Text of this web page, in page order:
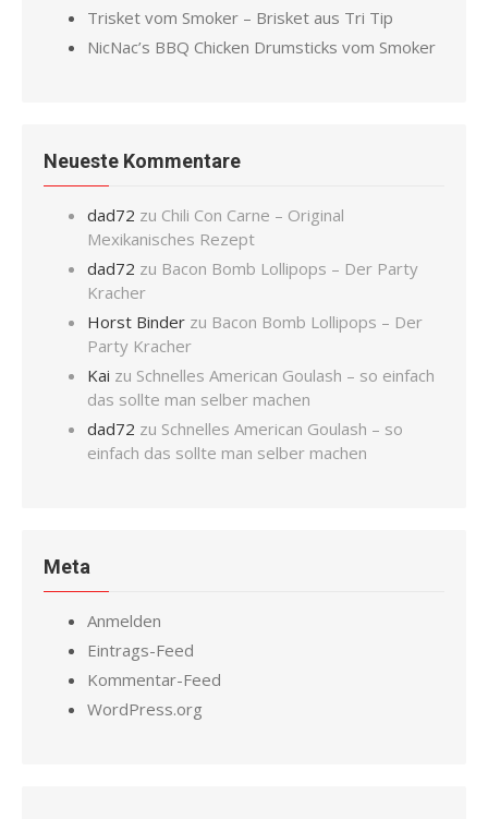
Trisket vom Smoker – Brisket aus Tri Tip
NicNac’s BBQ Chicken Drumsticks vom Smoker
Neueste Kommentare
dad72 zu Chili Con Carne – Original
Mexikanisches Rezept
dad72 zu Bacon Bomb Lollipops – Der Party
Kracher
Horst Binder zu Bacon Bomb Lollipops – Der
Party Kracher
Kai zu Schnelles American Goulash – so einfach
das sollte man selber machen
dad72 zu Schnelles American Goulash – so
einfach das sollte man selber machen
Meta
Anmelden
Eintrags-Feed
Kommentar-Feed
WordPress.org